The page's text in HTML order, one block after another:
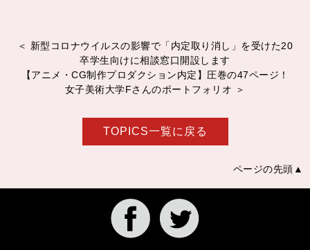
＜ 新型コロナウイルスの影響で「内定取り消し」を受けた20
卒学生向けに相談窓口開設します
【アニメ・CG制作プロダクション内定】圧巻の47ページ！
女子美術大学Fさんのポートフォリオ ＞
TOPICS一覧に戻る
ページの先頭▲